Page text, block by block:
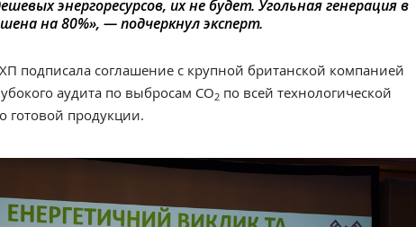
энергоресурсов, их не будет. Угольная генерация в
на 80%», — подчеркнул эксперт.
подписала соглашение с крупной британской компанией
аудита по выбросам СО2 по всей технологической
готовой продукции.